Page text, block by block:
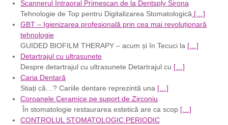
Scannerul Intraoral Primescan de la Dentsply Sirona
Tehnologie de Top pentru Digitalizarea Stomatologică […]
GBT – Igienizarea profesională prin cea mai revoluționară
tehnologie
GUIDED BIOFILM THERAPY – acum și în Tecuci la […]
Detartrajul cu ultrasunete
Despre detartrajul cu ultrasunete Detartrajul cu […]
Caria Dentară
Stiați că…? Cariile dentare reprezintă una […]
Coroanele Ceramice pe suport de Zirconiu
În stomatologie restaurarea estetică are ca scop […]
CONTROLUL STOMATOLOGIC PERIODIC